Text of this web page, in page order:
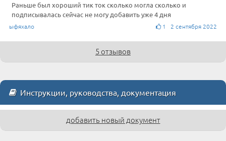
Раньше был хороший тик ток сколько могла сколько и
подписывалась сейчас не могу добавить уже 4 дня
ыфяхало 1 2 сентября 2022
5 отзывов
Инструкции, руководства, документация
добавить новый документ